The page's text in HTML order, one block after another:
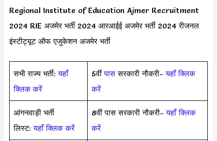
Regional Institute of Education Ajmer Recruitment
2024 RIE अजमेर भर्ती 2024 आरआईई अजमेर भर्ती 2024 रीजनल
इंस्टीट्यूट ऑफ एजुकेशन अजमेर भर्ती
सभी राज्य भर्ती:यहाँ
क्लिक करें
5वींपाससरकारी नौकरी-यहाँ क्लिक
करें
आंगनवाड़ी भर्ती
लिस्ट:यहाँ क्लिक करें
8वीं पास सरकारी नौकरी-यहाँ क्लिक
करें